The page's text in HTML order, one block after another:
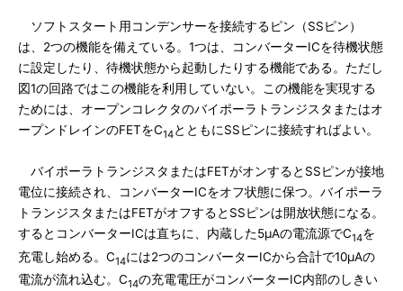
ソフトスタート用コンデンサーを接続するピン（SSピン）
は、2つの機能を備えている。1つは、コンバーターICを待機状態
に設定したり、待機状態から起動したりする機能である。ただし
図1の回路ではこの機能を利用していない。この機能を実現する
ためには、オープンコレクタのバイポーラトランジスタまたはオ
ープンドレインのFETをC14とともにSSピンに接続すればよい。
バイポーラトランジスタまたはFETがオンするとSSピンが接地
電位に接続され、コンバーターICをオフ状態に保つ。バイポーラ
トランジスタまたはFETがオフするとSSピンは開放状態になる。
するとコンバーターICは直ちに、内蔵した5μAの電流源でC14を
充電し始める。C14には2つのコンバーターICから合計で10μAの
電流が流れ込む。C14の充電電圧がコンバーターIC内部のしきい